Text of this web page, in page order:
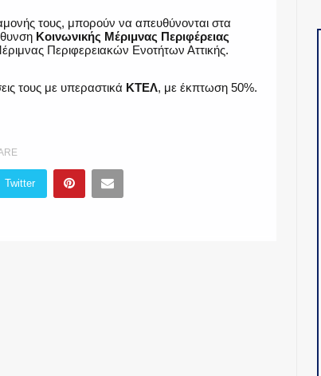
τους, μπορούν να απευθύνονται στα
Κοινωνικής Μέριμνας Περιφέρειας
Περιφερειακών Ενοτήτων Αττικής.
τους με υπεραστικά ΚΤΕΛ, με έκπτωση 50%.
Twitter